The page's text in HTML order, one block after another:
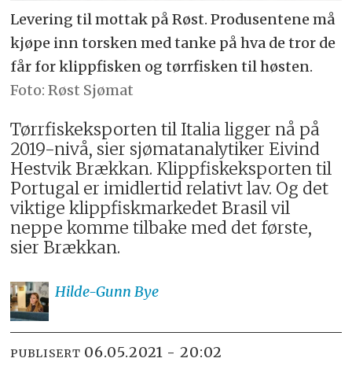
Levering til mottak på Røst. Produsentene må
kjøpe inn torsken med tanke på hva de tror de
får for klippfisken og tørrfisken til høsten.
Røst Sjømat
Tørrfiskeksporten til Italia ligger nå på
2019-nivå, sier sjømatanalytiker Eivind
Hestvik Brækkan. Klippfiskeksporten til
Portugal er imidlertid relativt lav. Og det
viktige klippfiskmarkedet Brasil vil
neppe komme tilbake med det første,
sier Brækkan.
Hilde-Gunn Bye
PUBLISERT 06.05.2021 - 20:02